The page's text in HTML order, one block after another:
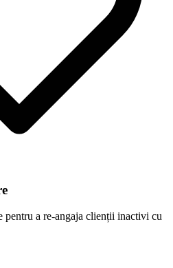
pentru a re-angaja clienții inactivi cu